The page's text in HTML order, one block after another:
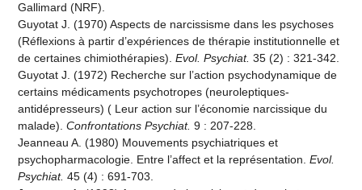
Gallimard (NRF).
Guyotat J. (1970) Aspects de narcissisme dans les psychoses
(Réflexions à partir d’expériences de théra­pie institutionnelle et
de certaines chimiothérapies). Evol. Psychiat. 35 (2) : 321-342.
Guyotat J. (1972) Recherche sur l’action psychodynamique de
certains médicaments psychotropes (neuroleptiques-
antidépresseurs) ( Leur action sur l’économie narcissique du
malade). Confrontations Psychiat. 9 : 207-228.
Jeanneau A. (1980) Mouvements psychiatriques et
psychopharmacologie. Entre l’affect et la représenta­tion. Evol.
Psychiat. 45 (4) : 691-703.